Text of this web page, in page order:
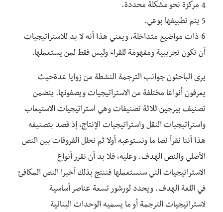
4 مركزة نحو مشكلة محددة.
5 يتم تطبيقها بوعي.
6 ذات مواضيع متداخلة، ويعني هذا أنه لا بد للاستراتيجيات
أن تكون تجريبية ومفهومة للقراء وليس فقط لمن يستعملها.
يرى الباحثون جوانب الترجمة النشطة من زوايا عدةحيث
يعرفون أنواعا مختلفة من الاستراتيجيات ويصفونها. يتضمن
تصنيف بيرجين ثلاثة تصنيفات وهي استراتيجيات الاستيعاب
واستراتيجيات النقل واستراتيجيات الإنتاج، إذ قصد بتصنيفه
هذا أننا نقرأ نصا ما ونستوعبه أولا ثم نحلل الفروقات بين النص
الأصلي والنص الهدف. وعليه، فلا بد أن نقرر أنواع
الاستراتيجيات التي سنستعملها فننتج بذلك أخيرا النص المكافئ
في اللغة الهدف. ويحدد لورشور تسعة عناصر أساسية
لاستراتيجيات الترجمة أو ما يسميه الوحدات البنائية